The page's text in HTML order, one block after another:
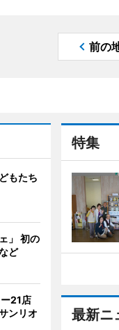
前の
特集
最新ニ
もたち
」 初の
ど
21店
ンリオ